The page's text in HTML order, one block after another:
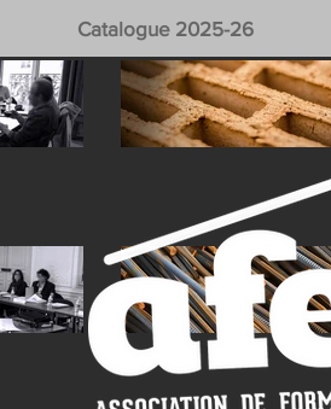
Catalogue 2025-26